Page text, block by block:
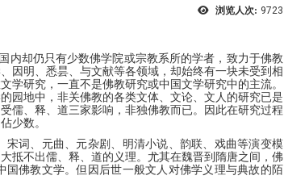
浏览人次: 9723
内却仍只有少数佛学院或宗教系所的学者，致力于佛教
因明、悉昙、与文献等各领域，却始终有一块未受到相
学研究，一直不是佛教研究或中国文学研究中的主流。
园地中，非关佛教的各类文体、文论、文人的研究已是
儒、释、道三家影响，非独佛教而已。因此在研究过程
少数。
词、元曲、元杂剧、明清小说、韵联、戏曲等演变模
抵不出儒、释、道的义理。尤其在魏晋到隋唐之间，佛
佛教文学。但因后世一般文人对佛学义理与典故的陌